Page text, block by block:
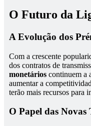
O Futuro da
A Evolução dos
Com a crescente
dos contratos de
monetários continuem a
aumentar a
terão mais recursos para
O Papel das Novas